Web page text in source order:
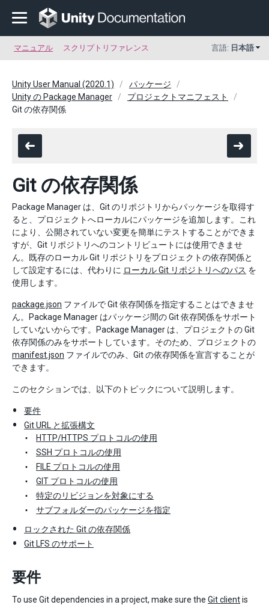
マニュアル スクリプトリファレンス 言語: 日本語
Unity User Manual (2020.1)
パッケージ
Unity の Package Manager
プロジェクトマニフェスト
Git の依存関係
Git の依存関係
Package Manager は、Git のリポジトリからパッケージを取得す
ると、プロジェクトへローカルにパッケージを追加します。これ
により、公開されていない変更を簡単にテストすることができま
すが、Git リポジトリへのコントリビュートには使用できませ
ん。既存のローカル Git リポジトリをプロジェクトの依存関係と
して設定するには、代わりに ローカル Git リポジトリへのパス を
使用します。
package.json ファイルで Git 依存関係を指定することはできませ
ん。Package Manager はパッケージ間の Git 依存関係をサポート
していないからです。Package Manager は、プロジェクトの Git
依存関係のみをサポートしています。そのため、プロジェクトの
manifest.json ファイルでのみ、Git の依存関係を宣言することが
できます。
このセクションでは、以下のトピックについて説明します。
要件
Git URL と拡張構文
HTTP/HTTPS プロトコルの使用
SSH プロトコルの使用
FILE プロトコルの使用
GIT プロトコルの使用
特定のリビジョンを対象にする
サブフォルダーのパッケージを指定
ロックされた Git の依存関係
Git LFS のサポート
要件
To use Git dependencies in a project, make sure the Git clientis